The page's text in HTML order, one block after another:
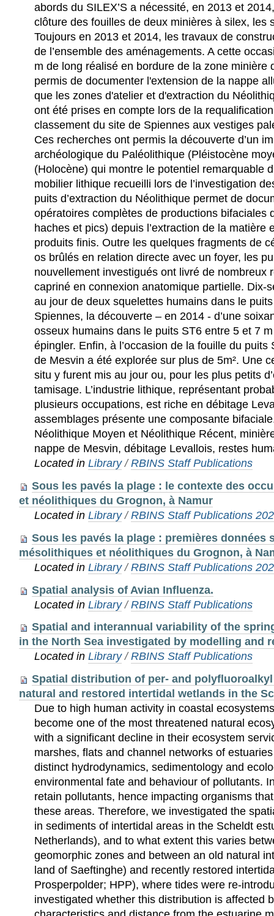
abords du SILEX’S a nécessité, en 2013 et
clôture des fouilles de deux minières à silex, les
Toujours en 2013 et 2014, les travaux de
de l’ensemble des aménagements. A cette
m de long réalisé en bordure de la zone minière
permis de documenter l'extension de la nappe
que les zones d'atelier et d'extraction du
ont été prises en compte lors de la
classement du site de Spiennes aux vestiges
Ces recherches ont permis la découverte d’un
archéologique du Paléolithique (Pléistocène
(Holocène) qui montre le potentiel remarquable
mobilier lithique recueilli lors de l’investigation
puits d’extraction du Néolithique permet de
opératoires complètes de productions bifaciales
haches et pics) depuis l’extraction de la matière
produits finis. Outre les quelques fragments de
os brûlés en relation directe avec un foyer, les
nouvellement investigués ont livré de nombreux
capriné en connexion anatomique partielle. Dix-
au jour de deux squelettes humains dans le
Spiennes, la découverte – en 2014 - d’une
osseux humains dans le puits ST6 entre 5 et 7
épingler. Enfin, à l’occasion de la fouille du
de Mesvin a été explorée sur plus de 5m². Une
situ y furent mis au jour ou, pour les plus petits
tamisage. L’industrie lithique, représentant
plusieurs occupations, est riche en débitage
assemblages présente une composante
Néolithique Moyen et Néolithique Récent,
nappe de Mesvin, débitage Levallois, restes
Located inLibrary /RBINS Staff Publications
Sous les pavés la plage : le contexte des
et néolithiques du Grognon, à Namur
Located inLibrary /RBINS Staff Publications
Sous les pavés la plage : premières données
mésolithiques et néolithiques du Grognon, à
Located inLibrary /RBINS Staff Publications
Spatial analysis of Avian Influenza.
Located inLibrary /RBINS Staff Publications
Spatial and interannual variability of the
in the North Sea investigated by modelling and
Located inLibrary /RBINS Staff Publications
Spatial distribution of per- and
natural and restored intertidal wetlands in the
Due to high human activity in coastal
become one of the most threatened natural
with a significant decline in their ecosystem
marshes, flats and channel networks of
distinct hydrodynamics, sedimentology and
environmental fate and behaviour of pollutants.
retain pollutants, hence impacting organisms
these areas. Therefore, we investigated the
in sediments of intertidal areas in the Scheldt
Netherlands), and to what extent this varies
geomorphic zones and between an old natural
land of Saeftinghe) and recently restored
Prosperpolder; HPP), where tides were re-
investigated whether this distribution is affected